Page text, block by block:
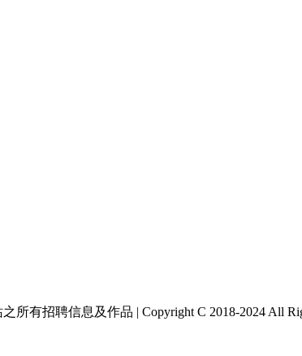
所有招聘信息及作品 | Copyright C 2018-2024 All